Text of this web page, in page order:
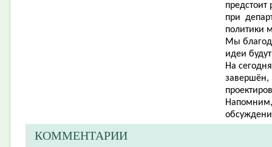
предстоит
при
политики
Мы
идеи
На
завершён,
Напомним,
КОММЕНТАРИИ